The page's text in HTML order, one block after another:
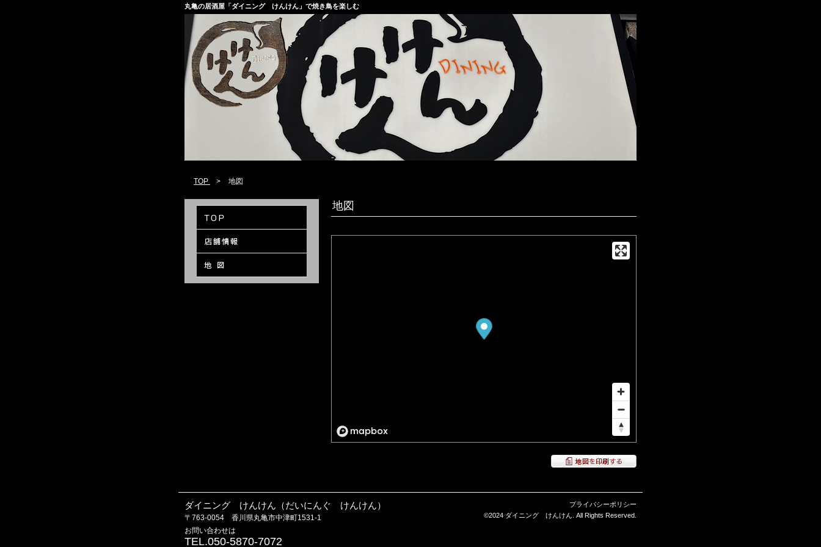
丸亀の居酒屋「ダイニング けんけん」で焼き鳥を楽しむ
TOP > 地図
地図
ダイニング けんけん（だいにんぐ けんけん）
〒763-0054 香川県丸亀市中津町1531-1
お問い合わせは
TEL.050-5870-7072
プライバシーポリシー
©2024 ダイニング けんけん. All Rights Reserved.